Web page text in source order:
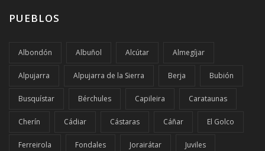
PUEBLOS
Albondón Albuñol Alcútar Almegíjar
Alpujarra Alpujarra de la Sierra Berja Bubión
Busquístar Bérchules Capileira Carataunas
Cherín Cádiar Cástaras Cáñar El Golco
Ferreirola Fondales Jorairátar Juviles